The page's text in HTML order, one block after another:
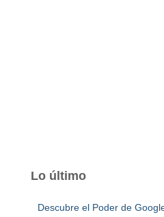
Lo último
Descubre el Poder de